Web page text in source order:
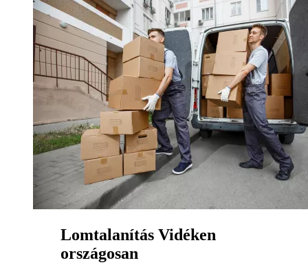
Lomtalanítás Vidéken
országosan